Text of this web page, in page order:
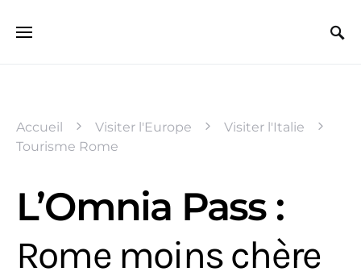
Accueil Visiter l'Europe
Visiter l'Italie
Tourisme Rome
L’Omnia Pass :
Rome moins chère